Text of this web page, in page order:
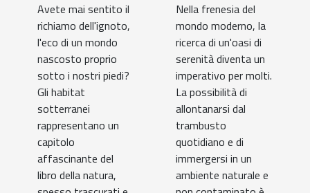
Avete mai sentito il
richiamo dell'ignoto,
l'eco di un mondo
nascosto proprio
sotto i nostri piedi?
Gli habitat
sotterranei
rappresentano un
capitolo
affascinante del
libro della natura,
Nella frenesia del
mondo moderno, la
ricerca di un'oasi di
serenità diventa un
imperativo per molti.
La possibilità di
allontanarsi dal
trambusto
quotidiano e di
immergersi in un
ambiente naturale e